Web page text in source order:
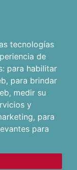
tecnologías
de
para habilitar
, para brindar
, medir su
y
, para
para